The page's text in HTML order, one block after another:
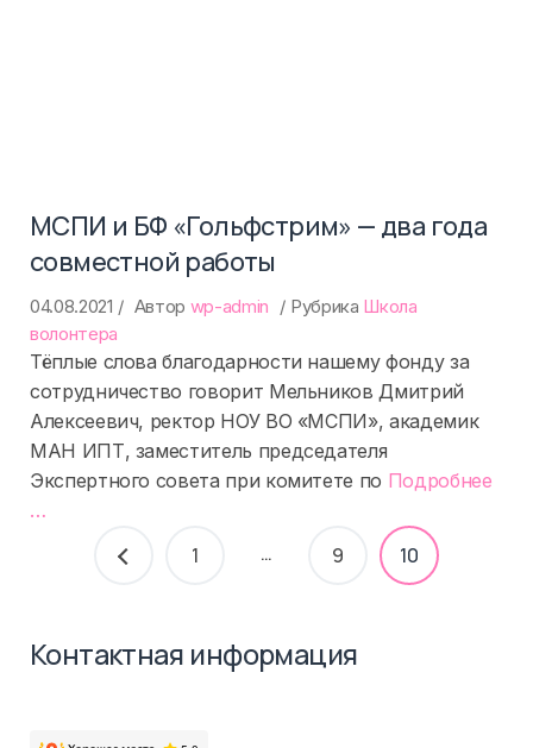
МСПИ и БФ «Гольфстрим» — два года
совместной работы
04.08.2021 Автор wp-admin Рубрика Школа
волонтера
Тёплые слова благодарности нашему фонду за
сотрудничество говорит Мельников Дмитрий
Алексеевич, ректор НОУ ВО «МСПИ», академик
МАН ИПТ, заместитель председателя
Экспертного совета при комитете по Подробнее
…
Пагинация
1 … 9 10
Контактная информация